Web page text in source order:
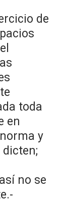
de
toda
en
y
no se